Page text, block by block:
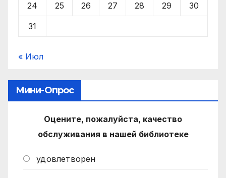
24 25 26 27 28 29 30
31
« Июл
Мини-Опрос
Оцените, пожалуйста, качество
обслуживания в нашей библиотеке
удовлетворен